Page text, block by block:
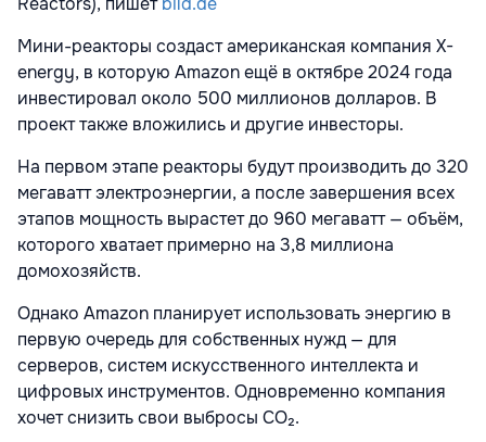
Мини-реакторы создаст американская компания Х-
energy, в которую Amazon ещё в октябре 2024 года
инвестировал около 500 миллионов долларов. В
проект также вложились и другие инвесторы.
На первом этапе реакторы будут производить до 320
мегаватт электроэнергии, а после завершения всех
этапов мощность вырастет до 960 мегаватт — объём,
которого хватает примерно на 3,8 миллиона
домохозяйств.
Однако Amazon планирует использовать энергию в
первую очередь для собственных нужд — для
серверов, систем искусственного интеллекта и
цифровых инструментов. Одновременно компания
хочет снизить свои выбросы CO₂.